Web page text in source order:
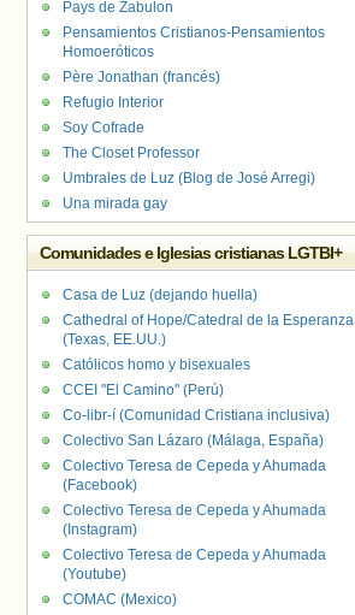
Pays de Zabulon
Pensamientos Cristianos-Pensamientos
Homoeróticos
Père Jonathan (francés)
Refugio Interior
Soy Cofrade
The Closet Professor
Umbrales de Luz (Blog de José Arregi)
Una mirada gay
Comunidades e Iglesias cristianas LGTBI+
Casa de Luz (dejando huella)
Cathedral of Hope/Catedral de la Esperanza
(Texas, EE.UU.)
Católicos homo y bisexuales
CCEI "El Camino" (Perú)
Co-libr-í (Comunidad Cristiana inclusiva)
Colectivo San Lázaro (Málaga, España)
Colectivo Teresa de Cepeda y Ahumada
(Facebook)
Colectivo Teresa de Cepeda y Ahumada
(Instagram)
Colectivo Teresa de Cepeda y Ahumada
(Youtube)
COMAC (Mexico)